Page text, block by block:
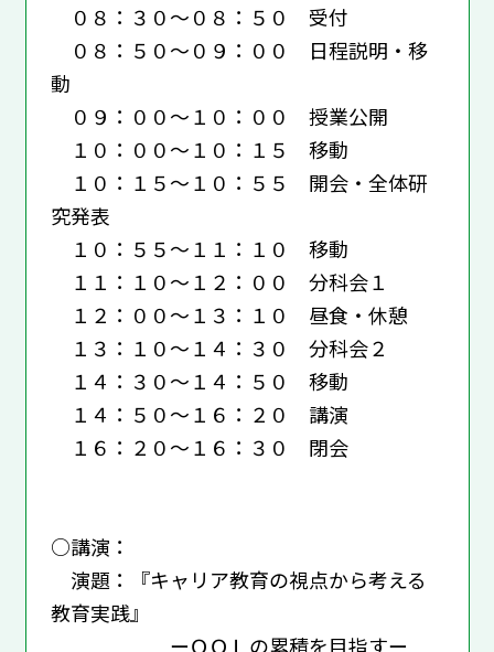
０８：３０～０８：５０ 受付
０８：５０～０９：００ 日程説明・移
動
０９：００～１０：００ 授業公開
１０：００～１０：１５ 移動
１０：１５～１０：５５ 開会・全体研
究発表
１０：５５～１１：１０ 移動
１１：１０～１２：００ 分科会１
１２：００～１３：１０ 昼食・休憩
１３：１０～１４：３０ 分科会２
１４：３０～１４：５０ 移動
１４：５０～１６：２０ 講演
１６：２０～１６：３０ 閉会
○講演：
演題：『キャリア教育の視点から考える
教育実践』
ーＱＯＬの累積を目指すー